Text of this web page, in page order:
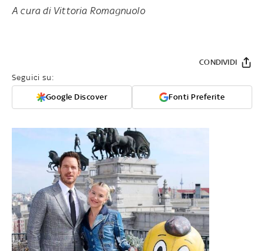
A cura di Vittoria Romagnuolo
Seguici su:
Google Discover Fonti Preferite
CONDIVIDI